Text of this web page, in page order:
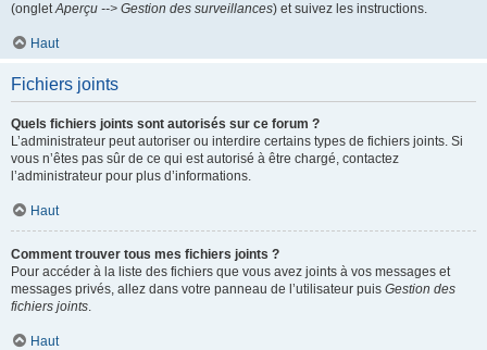
(ongletAperçu --> Gestion des surveillances) et suivez les instructions.
Haut
Fichiers joints
Quels fichiers joints sont autorisés sur ce forum ?
L’administrateur peut autoriser ou interdire certains types de fichiers joints. Si
vous n’êtes pas sûr de ce qui est autorisé à être chargé, contactez
l’administrateur pour plus d’informations.
Haut
Comment trouver tous mes fichiers joints ?
Pour accéder à la liste des fichiers que vous avez joints à vos messages et
messages privés, allez dans votre panneau de l’utilisateur puis Gestion des
fichiers joints.
Haut